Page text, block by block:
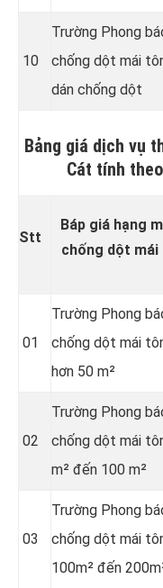
10
Trường Phong
chống dột mái
dán chống dột
Bảng giá dịch vụ
Cát tính
Stt
Báp giá hạng
chống dột mái
01
Trường Phong
chống dột mái
hơn 50 m²
02
Trường Phong
chống dột mái
m² đến 100 m²
03
Trường Phong
chống dột mái
100m² đến